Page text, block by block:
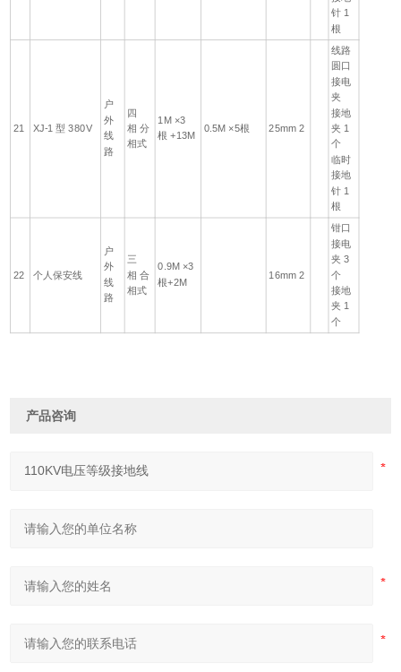
针 1
根
21 XJ-1 型 380V
户
外
线
路
四
相 分
相式
1M ×3
根 +13M
0.5M ×5根 25mm 2
线路
圆口
接电
夹
接地
夹 1
个
临时
接地
针 1
根
22 个人保安线
户
外
线
路
三
相 合
相式
0.9M ×3
根+2M
16mm 2
钳口
接电
夹 3
个
接地
夹 1
个
产品咨询